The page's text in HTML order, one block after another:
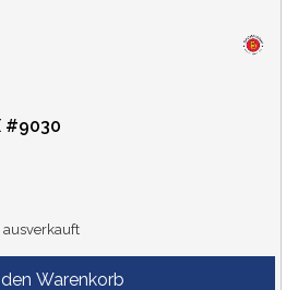
#9030
ausverkauft